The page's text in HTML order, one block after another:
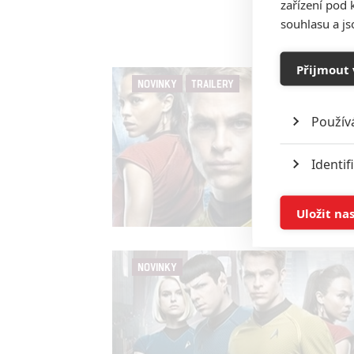
NOVINKY TRAILERY
NOVINKY
zařízení pod
souhlasu a
Přijmout
služeb
Uložit